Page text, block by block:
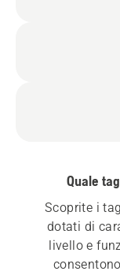
Quale
Scoprite i
dotati di
livello e